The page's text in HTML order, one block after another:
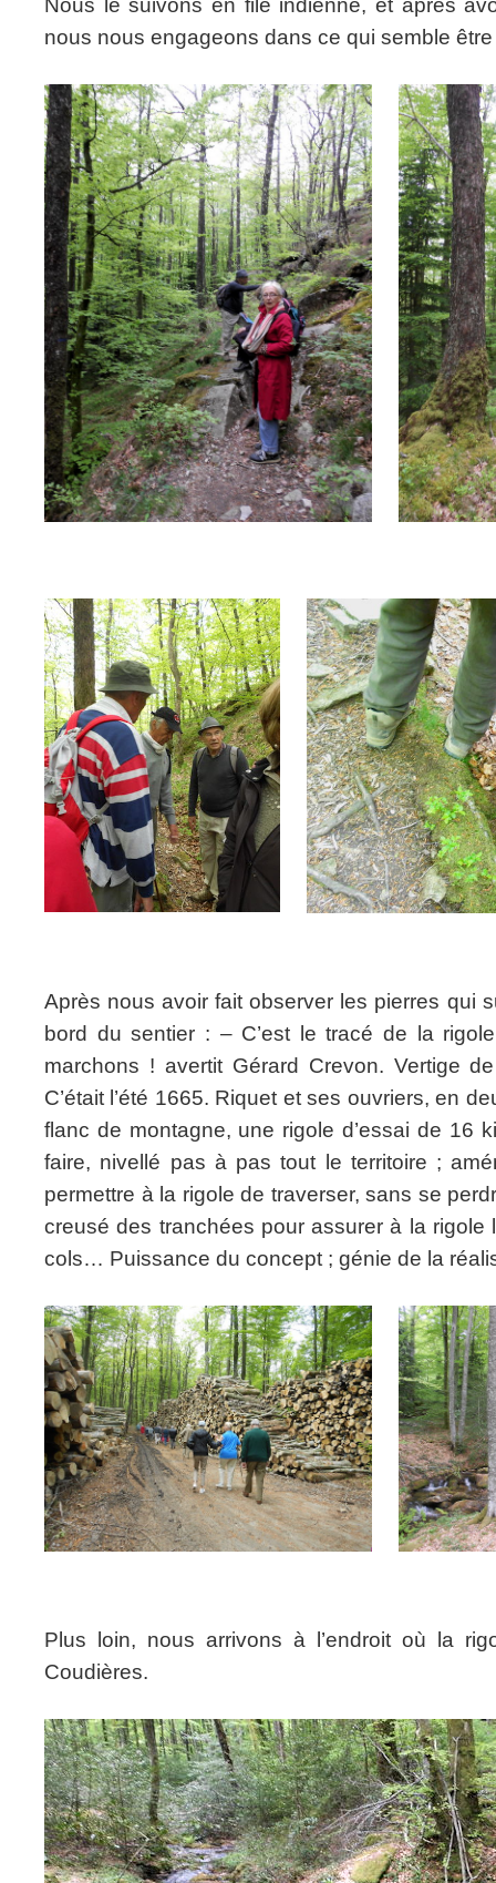
Nous le suivons en file indienne, et après
nous nous engageons dans ce qui semble
Après nous avoir fait observer les pierres qui
bord du sentier : – C’est le tracé de la
marchons ! avertit Gérard Crevon. Vertige
C’était l’été 1665. Riquet et ses ouvriers, en
flanc de montagne, une rigole d’essai de 16
faire, nivellé pas à pas tout le territoire ;
permettre à la rigole de traverser, sans se
creusé des tranchées pour assurer à la rigole
cols… Puissance du concept ; génie de la
Plus loin, nous arrivons à l’endroit où la
Coudières.